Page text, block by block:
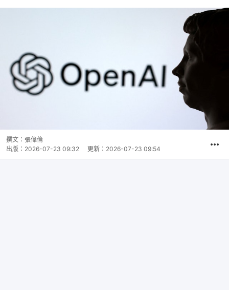
撰文： 張偉倫
出版： 2026-07-23 09:32 更新： 2026-07-23 09:54